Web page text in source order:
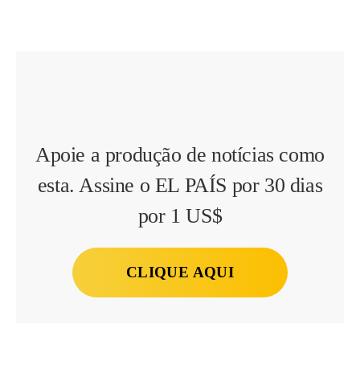
Apoie a produção de notícias como
esta. Assine o EL PAÍS por 30 dias
por 1 US$
CLIQUE AQUI